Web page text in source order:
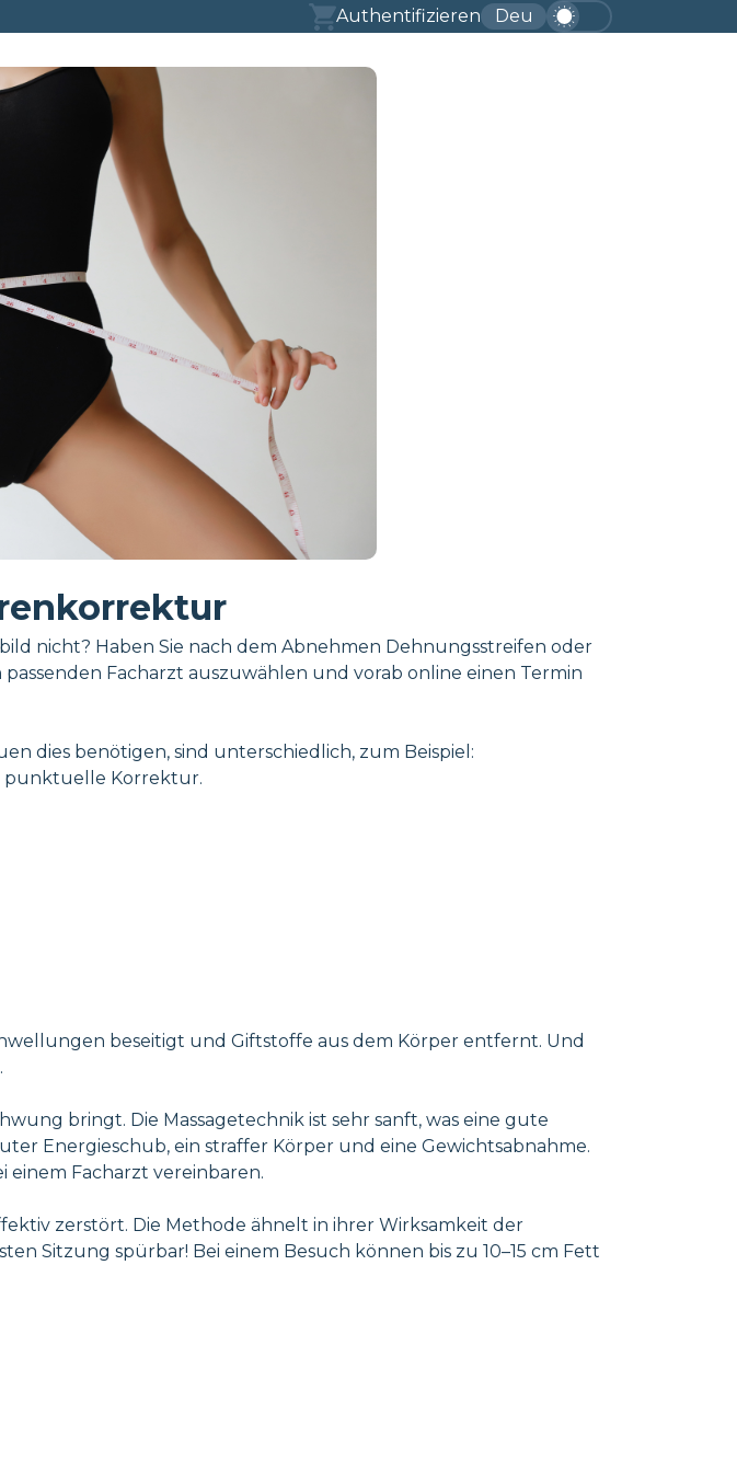
Authentifizieren Deu
nicht? Haben Sie nach dem Abnehmen Dehnungsstreifen oder
Facharzt auszuwählen und vorab online einen Termin
dies benötigen, sind unterschiedlich, zum Beispiel:
punktuelle Korrektur.
beseitigt und Giftstoffe aus dem Körper entfernt. Und
bringt. Die Massagetechnik ist sehr sanft, was eine gute
Energieschub, ein straffer Körper und eine Gewichtsabnahme.
einem Facharzt vereinbaren.
zerstört. Die Methode ähnelt in ihrer Wirksamkeit der
Sitzung spürbar! Bei einem Besuch können bis zu 10–15 cm Fett